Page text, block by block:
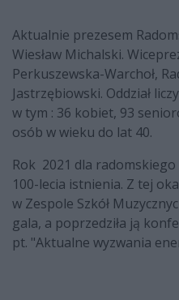
Aktualnie prezesem
Wiesław Michalski.
Perkuszewska-Warchoł,
Jastrzębiowski. Oddział
w tym : 36 kobiet, 93
osób w wieku do lat 40.
Rok 2021 dla
100-lecia istnienia. Z tej
w Zespole Szkół
gala, a poprzedziła ją
pt. "Aktualne wyzwania